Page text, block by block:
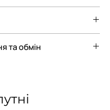
при замовленні від
замовлення:
та обмін
непродовольчих